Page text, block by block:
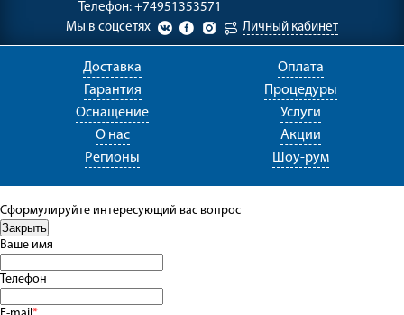
Телефон: +74951353571
Мы в соцсетях
Личный кабинет
Доставка
Оплата
Гарантия
Процедуры
Оснащение
Услуги
О нас
Акции
Регионы
Шоу-рум
Сформулируйте интересующий вас вопрос
Ваше имя
Телефон